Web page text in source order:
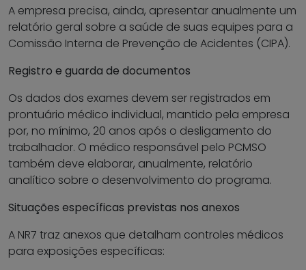
A empresa precisa, ainda, apresentar anualmente um
relatório geral sobre a saúde de suas equipes para a
Comissão Interna de Prevenção de Acidentes (CIPA).
Registro e guarda de documentos
Os dados dos exames devem ser registrados em
prontuário médico individual, mantido pela empresa
por, no mínimo, 20 anos após o desligamento do
trabalhador. O médico responsável pelo PCMSO
também deve elaborar, anualmente, relatório
analítico sobre o desenvolvimento do programa.
Situações específicas previstas nos anexos
A NR7 traz anexos que detalham controles médicos
para exposições específicas: